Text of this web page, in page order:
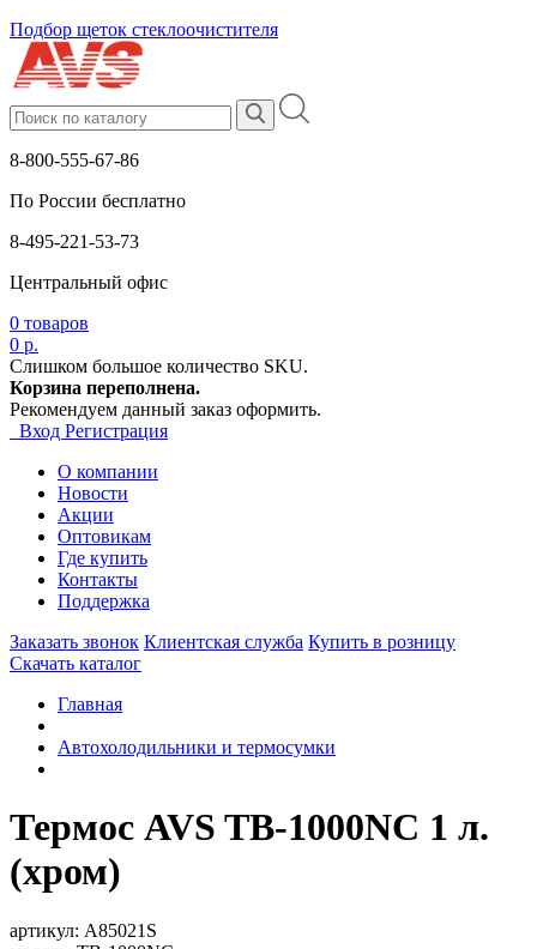
Подбор щеток стеклоочистителя
8-800-555-67-86
По России бесплатно
8-495-221-53-73
Центральный офис
0 товаров
0 р.
Слишком большое количество SKU.
Корзина переполнена.
Рекомендуем данный заказ оформить.
Вход Регистрация
О компании
Новости
Акции
Оптовикам
Где купить
Контакты
Поддержка
Заказать звонок Клиентская служба Купить в розницу
Скачать каталог
Главная
Автохолодильники и термосумки
Термос AVS TB-1000NC 1 л.
(хром)
артикул: A85021S